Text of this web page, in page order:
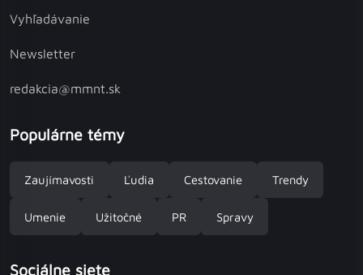
Vyhľadávanie
Newsletter
redakcia@mmnt.sk
Populárne témy
Zaujímavosti Ľudia Cestovanie Trendy
Umenie Užitočné PR Spravy
Sociálne siete